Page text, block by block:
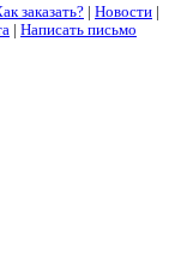
заказать? Новости
Написать письмо